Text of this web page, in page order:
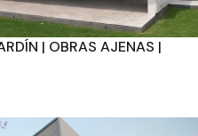
| OBRAS AJENAS |